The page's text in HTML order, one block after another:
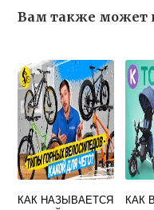
Вам также может
КАК НАЗЫВАЕТСЯ
КАК